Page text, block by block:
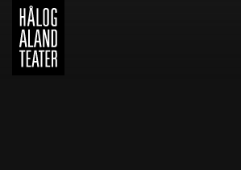
Hopp
hovedinnhold